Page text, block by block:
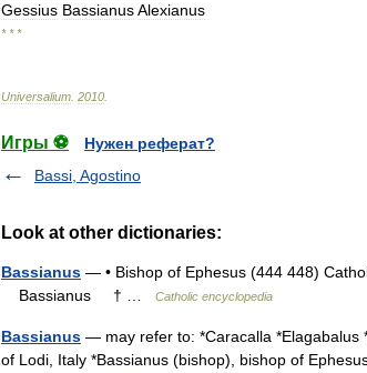
Gessius BassianusAlexianus
* * *
Universalium 2010
Игры ⚽
Нужен реферат?
Bassi, Agostino
Look at other dictionaries:
Bassianus — • Bishop of Ephesus (444 448)
Bassianus † …
Catholic encyclopedia
Bassianus — may refer to: *Caracalla *Elagabalus
of Lodi, Italy *Bassianus (bishop), bishop of